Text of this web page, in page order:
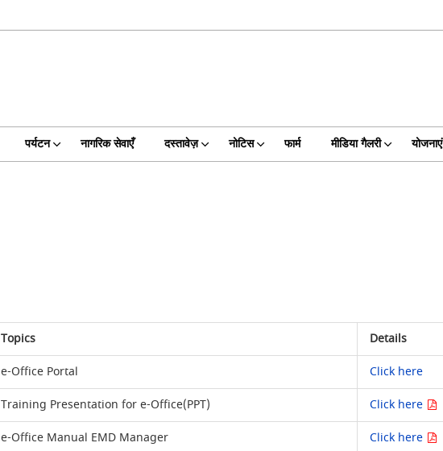
पर्यटन नागरिक सेवाएँ दस्तावेज़ नोटिस फार्म मीडिया गैलरी योजनाएं
Topics
Details
e-Office Portal
Click here
Training Presentation for e-Office(PPT)
Click here
e-Office Manual EMD Manager
Click here